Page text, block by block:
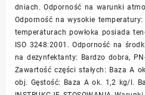
dniach. Odporność na warunki
Odporność na wysokie
temperaturach powłoka posiada
ISO 3248:2001. Odporność na
na dezynfektanty: Bardzo dobra,
Zawartość części stałych: Baza A
obj. Gęstość: Baza A ok. 1,2 kg/l.